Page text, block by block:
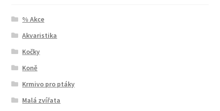
% Akce
Akvaristika
Kočky
Koně
Krmivo pro ptáky
Malá zvířata